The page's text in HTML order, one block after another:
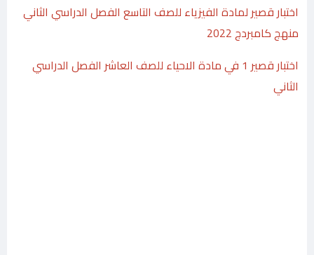
اختبار قصير لمادة الفيزياء للصف التاسع الفصل الدراسي الثاني
منهج كامبردج 2022
اختبار قصير 1 في مادة الاحياء للصف العاشر الفصل الدراسي
الثاني